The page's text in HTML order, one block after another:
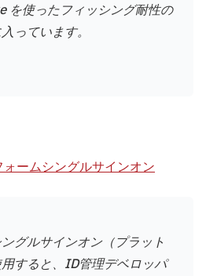
を使ったフィッシング耐性の
っています。
ームシングルサインオン
グルサインオン（プラット
すると、ID管理デベロッパ